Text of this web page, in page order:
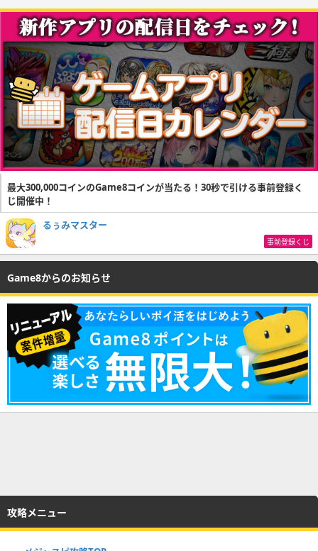
最大300,000コインのGame8コインが当たる！30秒で引ける事前登録く
じ開催中！
るぅみマスター
事前登録くじ
Game8からのお知らせ
攻略メニュー